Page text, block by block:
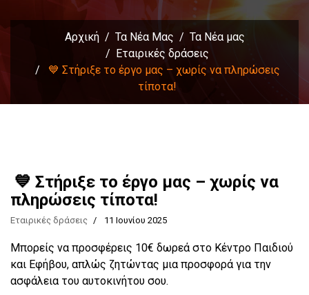
Αρχική Τα Νέα Μας
Τα Νέα μας
Εταιρικές δράσεις
💙 Στήριξε το έργο μας – χωρίς να πληρώσεις
τίποτα!
💙 Στήριξε το έργο μας – χωρίς να
πληρώσεις τίποτα!
Εταιρικές δράσεις 11 Ιουνίου 2025
Μπορείς να προσφέρεις 10€ δωρεά στο Κέντρο Παιδιού
και Εφήβου, απλώς ζητώντας μια προσφορά για την
ασφάλεια του αυτοκινήτου σου.